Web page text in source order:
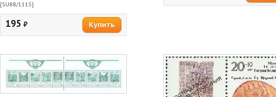
[SU88/111S]
195 ₽